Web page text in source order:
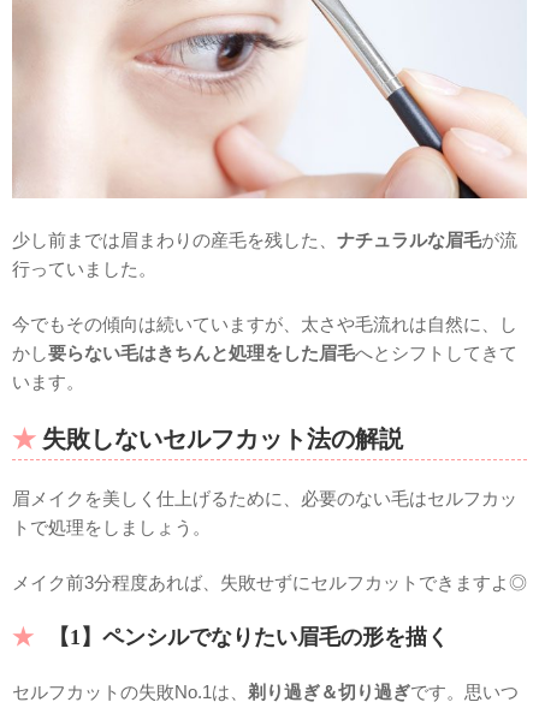
少し前までは眉まわりの産毛を残した、 ナチュラルな眉毛が流
行っていました。
今でもその傾向は続いていますが、太さや毛流れは自然に、し
かし要らない毛はきちんと処理をした眉毛へとシフトしてきて
います。
失敗しないセルフカット法の解説
眉メイクを美しく仕上げるために、必要のない毛はセルフカッ
トで処理をしましょう。
メイク前3分程度あれば、失敗せずにセルフカットできますよ◎
【1】ペンシルでなりたい眉毛の形を描く
セルフカットの失敗No.1は、 剃り過ぎ＆切り過ぎです。思いつ